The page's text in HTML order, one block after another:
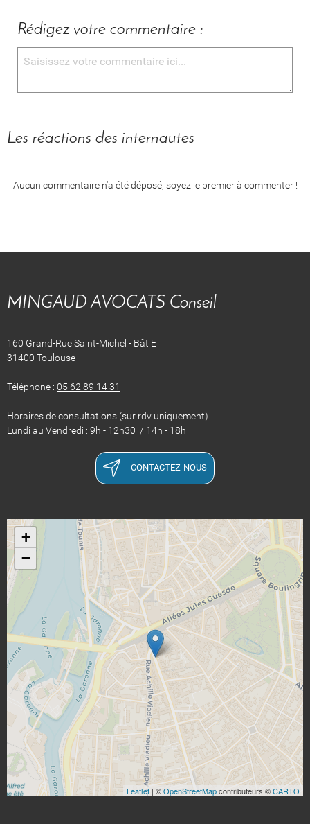
Rédigez votre commentaire :
Les réactions des internautes
Aucun commentaire n'a été déposé, soyez le premier à commenter !
MINGAUD AVOCATS Conseil
160 Grand-Rue Saint-Michel - Bât E
31400 Toulouse
Téléphone : 05 62 89 14 31
Horaires de consultations (sur rdv uniquement)
Lundi au Vendredi : 9h - 12h30 / 14h - 18h
CONTACTEZ-NOUS
+
−
Leaflet | ©OpenStreetMapcontributeurs ©CARTO